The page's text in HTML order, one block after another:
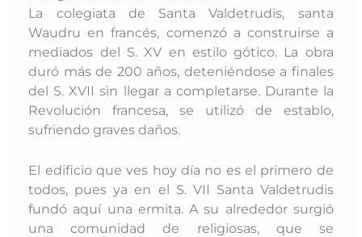
La colegiata de Santa Valdetrudis, santa
Waudru en francés, comenzó a construirse a
mediados del S. XV en estilo gótico. La obra
duró más de 200 años, deteniéndose a finales
del S. XVII sin llegar a completarse. Durante la
Revolución francesa, se utilizó de establo,
sufriendo graves daños.
El edificio que ves hoy día no es el primero de
todos, pues ya en el S. VII Santa Valdetrudis
fundó aquí una ermita. A su alrededor surgió
una comunidad de religiosas, que se